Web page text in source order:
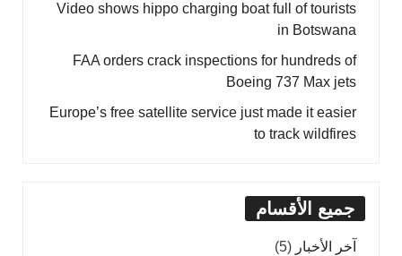
Video shows hippo charging boat full of tourists
in Botswana
FAA orders crack inspections for hundreds of
Boeing 737 Max jets
Europe’s free satellite service just made it easier
to track wildfires
جميع الأقسام
آخر الأخبار (5)